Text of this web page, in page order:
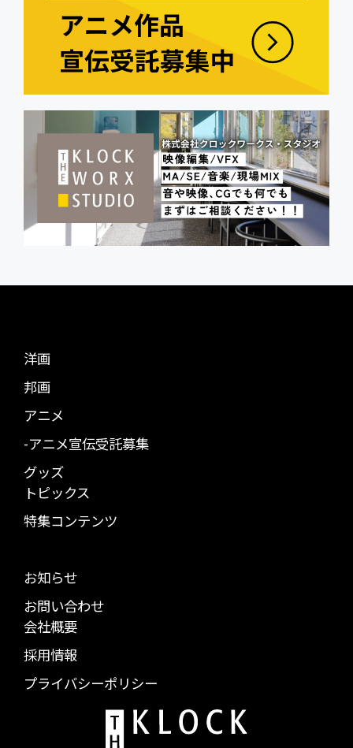
洋画
邦画
アニメ
-アニメ宣伝受託募集
グッズ
トピックス
特集コンテンツ
お知らせ
お問い合わせ
会社概要
採用情報
プライバシーポリシー